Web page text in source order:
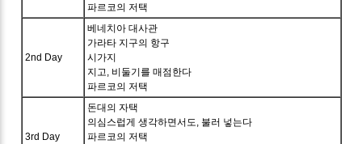
파르코의 저택
2nd Day
베네치아 대사관
가라타 지구의 항구
시가지
지고, 비둘기를 매점한다
파르코의 저택
3rd Day
돈대의 자택
의심스럽게 생각하면서도, 불러 넣는다
파르코의 저택